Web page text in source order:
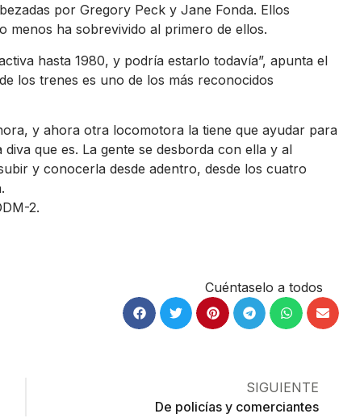
por Gregory Peck y Jane Fonda. Ellos
menos ha sobrevivido al primero de ellos.
hasta 1980, y podría estarlo todavía”, apunta el
los trenes es uno de los más reconocidos
y ahora otra locomotora la tiene que ayudar para
que es. La gente se desborda con ella y al
y conocerla desde adentro, desde los cuatro
2.
Cuéntaselo a todos
SIGUIENTE
De policías y comerciantes